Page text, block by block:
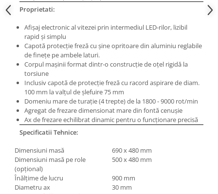
Masini electrice de filetat
Exhaustor pentru aschii metal
Masini de gaurit cu talpa
magnetica
Instalatii de spalare a pieselor
Lame de ferastrau cu varf din
carbura
Lame de ferăstrău cu acoperire
TiN
Panze de taiere cu banda verticala
Panze de taiere metal pentru
ferastraie
Roti de lustruit
Standuri pentru ferăstraie cu
bandă
Standuri pentru mașini de găurit și
frezat
Standuri pentru mașini de șlefuit
Standuri pentru strunguri metal
Proprietati:
Afişaj electronic al vitezei prin intermediul LED-rilor, lizibil
rapid şi simplu
Capotă protecţie freză cu şine opritoare din aluminiu reglabile
de fineţe pe ambele laturi.
Corpul maşinii format dintr-o construcţie de oţel rigidă la
torsiune
Inclusiv capotă de protecţie freză cu racord aspirare de diam.
100 mm la valţul de şlefuire 75 mm
Domeniu mare de turaţie (4 trepte) de la 1800 - 9000 rot/min
Agregat de frezare dimensionat mare din fontă cenuşie
Ax de frezare echilibrat dinamic pentru o funcţionare precisă
Specificatii Tehnice:
Dimensiuni masă
690 x 480 mm
Dimensiuni masă pe role
(opţional)
500 x 480 mm
Înălţime de lucru
900 mm
Diametru ax
30 mm